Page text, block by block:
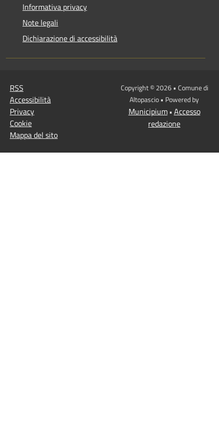
Informativa privacy
Note legali
Dichiarazione di accessibilità
RSS
Accessibilità
Privacy
Cookie
Mappa del sito
Copyright © 2026 • Comune di
Altopascio • Powered by
Municipium• Accesso
redazione